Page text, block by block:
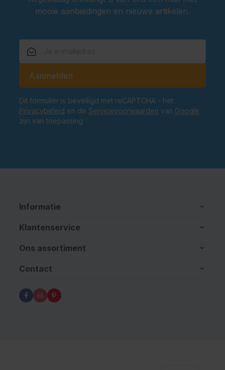
mooie aanbiedingen en nieuwe artikelen.
Aanmelden
Dit formulier is beveiligd met reCAPTCHA - het
Privacybeleid en de Servicevoorwaarden van Google
zijn van toepassing.
Informatie
Klantenservice
Ons assortiment
Contact